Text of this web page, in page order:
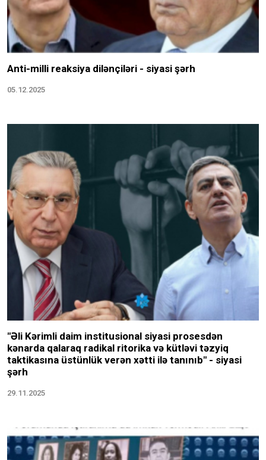
Anti-milli reaksiya dilənçiləri - siyasi şərh
05.12.2025
"Əli Kərimli daim institusional siyasi prosesdən
kənarda qalaraq radikal ritorika və kütləvi təzyiq
taktikasına üstünlük verən xətti ilə tanınıb" - siyasi
şərh
29.11.2025